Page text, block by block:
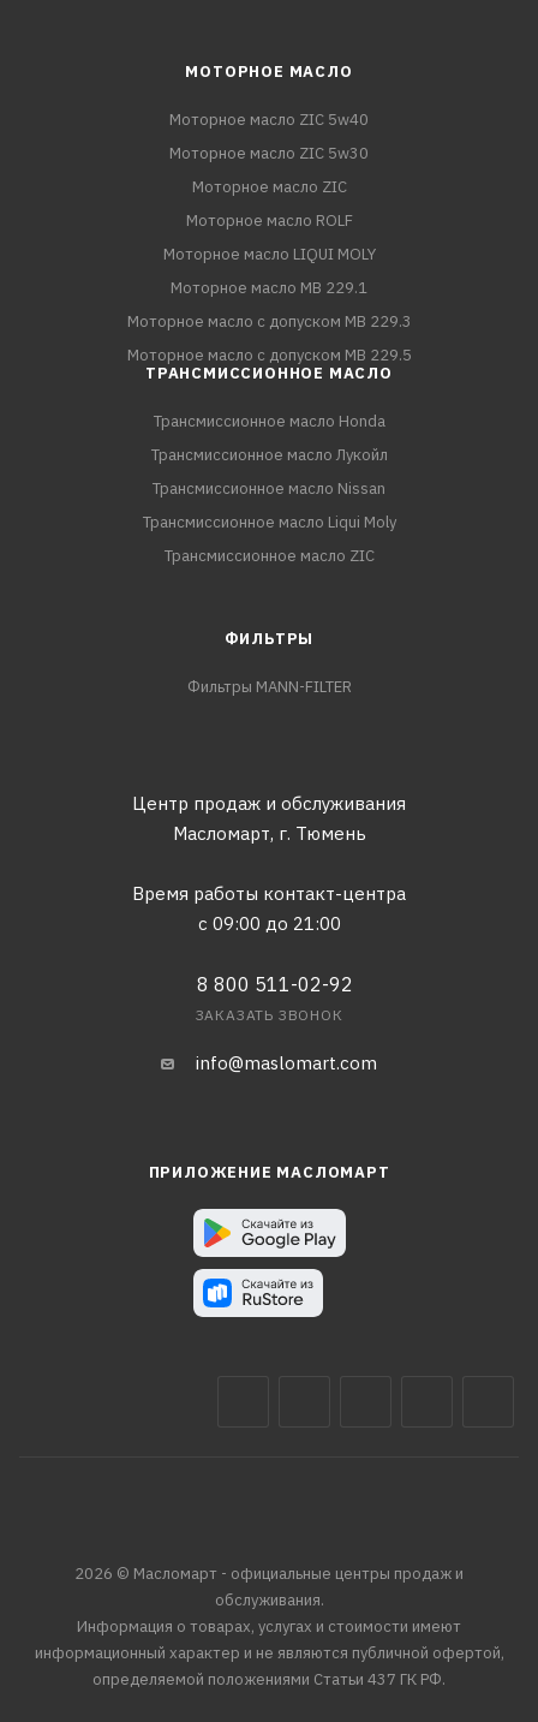
МОТОРНОЕ МАСЛО
Моторное масло ZIC 5w40
Моторное масло ZIC 5w30
Моторное масло ZIC
Моторное масло ROLF
Моторное масло LIQUI MOLY
Моторное масло MB 229.1
Моторное масло с допуском MB 229.3
Моторное масло с допуском MB 229.5
ТРАНСМИССИОННОЕ МАСЛО
Трансмиссионное масло Honda
Трансмиссионное масло Лукойл
Трансмиссионное масло Nissan
Трансмиссионное масло Liqui Moly
Трансмиссионное масло ZIC
ФИЛЬТРЫ
Фильтры MANN-FILTER
Центр продаж и обслуживания
Масломарт, г. Тюмень
Время работы контакт-центра
с 09:00 до 21:00
8 800 511-02-92
ЗАКАЗАТЬ ЗВОНОК
info@maslomart.com
ПРИЛОЖЕНИЕ МАСЛОМАРТ
2026 © Масломарт - официальные центры продаж и
обслуживания.
Информация о товарах, услугах и стоимости имеют
информационный характер и не являются публичной офертой,
определяемой положениями Статьи 437 ГК РФ.